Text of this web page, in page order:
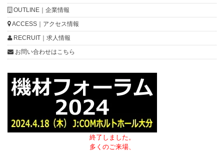
OUTLINE｜企業情報
ACCESS｜アクセス情報
RECRUIT｜求人情報
お問い合わせはこちら
終了しました。
多くのご来場、